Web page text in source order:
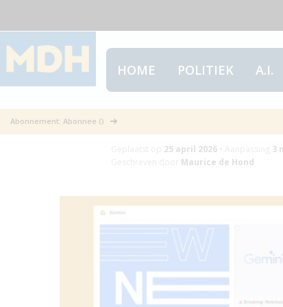
HOME POLITIEK A.I.
Abonnement: Abonnee () AI-tool
25 april 2026• 3
Maurice de Hond